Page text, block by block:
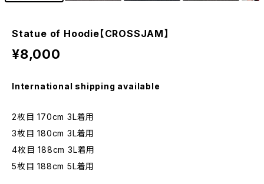
Statue of Hoodie【CROSSJAM】
¥8,000
International shipping available
2枚目 170cm 3L着用
3枚目 180cm 3L着用
4枚目 188cm 3L着用
5枚目 188cm 5L着用